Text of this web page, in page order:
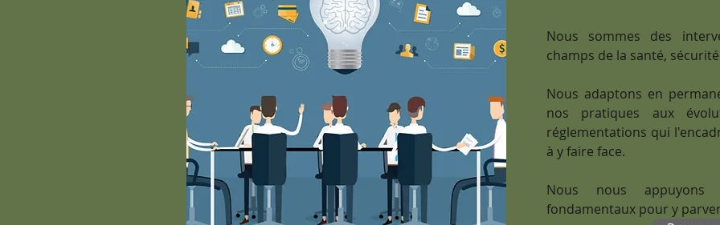
Nous sommes des
champs de la santé,
Nous adaptons en
nos pratiques aux
réglementations qui
à y faire face.
Nous nous
fondamentaux pour y